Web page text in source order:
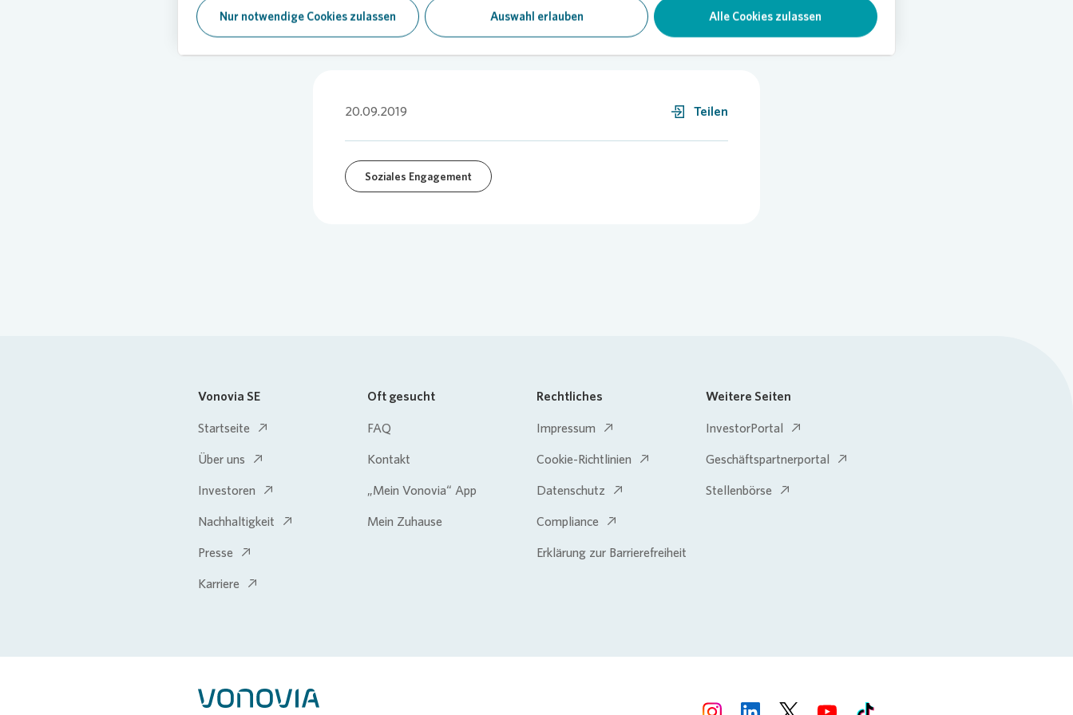
Nur notwendige Cookies zulassen Auswahl erlauben Alle Cookies zulassen
20.09.2019 Teilen
Soziales Engagement
Vonovia SE
Startseite
Über uns
Investoren
Nachhaltigkeit
Presse
Karriere
Oft gesucht
FAQ
Kontakt
„Mein Vonovia“ App
Mein Zuhause
Rechtliches
Impressum
Cookie-Richtlinien
Datenschutz
Compliance
Erklärung zur Barrierefreiheit
Weitere Seiten
InvestorPortal
Geschäftspartnerportal
Stellenbörse